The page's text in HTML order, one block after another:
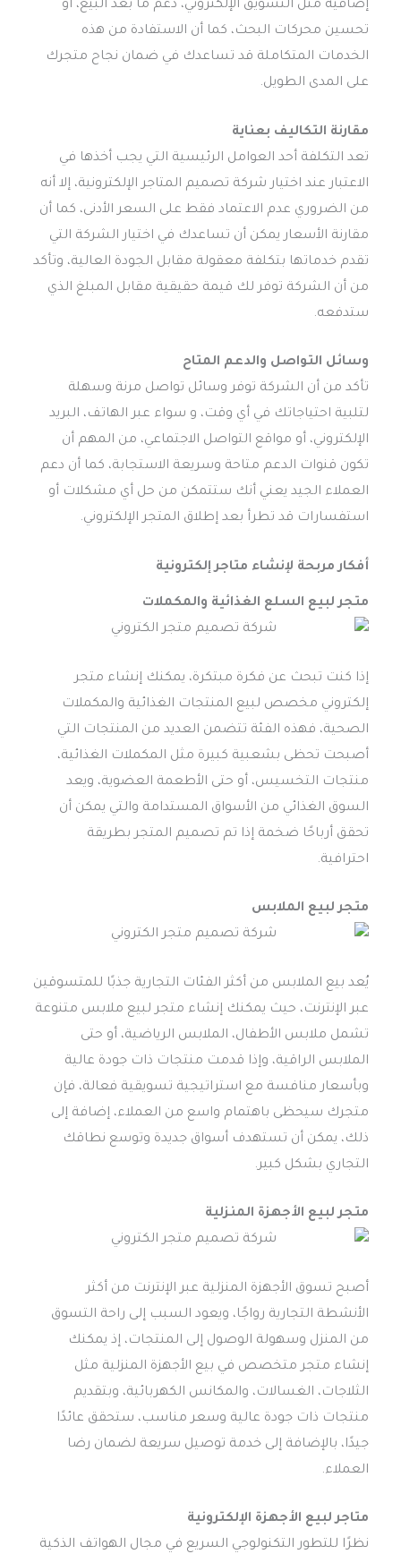
إضافية مثل التسويق الإلكتروني، دعم ما بعد البيع، أو
تحسين محركات البحث، كما أن الاستفادة من هذه
الخدمات المتكاملة قد تساعدك في ضمان نجاح متجرك
على المدى الطويل.
مقارنة التكاليف بعناية
تعد التكلفة أحد العوامل الرئيسية التي يجب أخذها في
الاعتبار عند اختيار شركة تصميم المتاجر الإلكترونية، إلا أنه
من الضروري عدم الاعتماد فقط على السعر الأدنى، كما أن
مقارنة الأسعار يمكن أن تساعدك في اختيار الشركة التي
تقدم خدماتها بتكلفة معقولة مقابل الجودة العالية، وتأكد
من أن الشركة توفر لك قيمة حقيقية مقابل المبلغ الذي
ستدفعه.
وسائل التواصل والدعم المتاح
تأكد من أن الشركة توفر وسائل تواصل مرنة وسهلة
لتلبية احتياجاتك في أي وقت، و سواء عبر الهاتف، البريد
الإلكتروني، أو مواقع التواصل الاجتماعي، من المهم أن
تكون قنوات الدعم متاحة وسريعة الاستجابة، كما أن دعم
العملاء الجيد يعني أنك ستتمكن من حل أي مشكلات أو
استفسارات قد تطرأ بعد إطلاق المتجر الإلكتروني.
أفكار مربحة لإنشاء متاجر إلكترونية
متجر لبيع السلع الغذائية والمكملات
إذا كنت تبحث عن فكرة مبتكرة، يمكنك إنشاء متجر
إلكتروني مخصص لبيع المنتجات الغذائية والمكملات
الصحية، فهذه الفئة تتضمن العديد من المنتجات التي
أصبحت تحظى بشعبية كبيرة مثل المكملات الغذائية،
منتجات التخسيس، أو حتى الأطعمة العضوية، ويعد
السوق الغذائي من الأسواق المستدامة والتي يمكن أن
تحقق أرباحًا ضخمة إذا تم تصميم المتجر بطريقة
احترافية.
متجر لبيع الملابس
يُعد بيع الملابس من أكثر الفئات التجارية جذبًا للمتسوقين
عبر الإنترنت، حيث يمكنك إنشاء متجر لبيع ملابس متنوعة
تشمل ملابس الأطفال، الملابس الرياضية، أو حتى
الملابس الراقية، وإذا قدمت منتجات ذات جودة عالية
وبأسعار منافسة مع استراتيجية تسويقية فعالة، فإن
متجرك سيحظى باهتمام واسع من العملاء، إضافة إلى
ذلك، يمكن أن تستهدف أسواق جديدة وتوسع نطاقك
التجاري بشكل كبير.
متجر لبيع الأجهزة المنزلية
أصبح تسوق الأجهزة المنزلية عبر الإنترنت من أكثر
الأنشطة التجارية رواجًا، ويعود السبب إلى راحة التسوق
من المنزل وسهولة الوصول إلى المنتجات، إذ يمكنك
إنشاء متجر متخصص في بيع الأجهزة المنزلية مثل
الثلاجات، الغسالات، والمكانس الكهربائية، وبتقديم
منتجات ذات جودة عالية وسعر مناسب، ستحقق عائدًا
جيدًا، بالإضافة إلى خدمة توصيل سريعة لضمان رضا
العملاء.
متاجر لبيع الأجهزة الإلكترونية
نظرًا للتطور التكنولوجي السريع في مجال الهواتف الذكية